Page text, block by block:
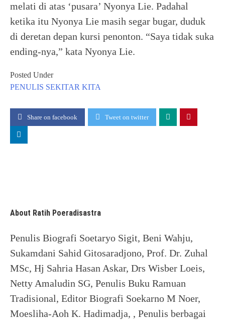
melati di atas ‘pusara’ Nyonya Lie. Padahal
ketika itu Nyonya Lie masih segar bugar, duduk
di deretan depan kursi penonton. “Saya tidak suka
ending-nya,” kata Nyonya Lie.
Posted Under
PENULIS SEKITAR KITA
Share on facebook Tweet on twitter
About Ratih Poeradisastra
Penulis Biografi Soetaryo Sigit, Beni Wahju,
Sukamdani Sahid Gitosaradjono, Prof. Dr. Zuhal
MSc, Hj Sahria Hasan Askar, Drs Wisber Loeis,
Netty Amaludin SG, Penulis Buku Ramuan
Tradisional, Editor Biografi Soekarno M Noer,
Moesliha-Aoh K. Hadimadja, , Penulis berbagai